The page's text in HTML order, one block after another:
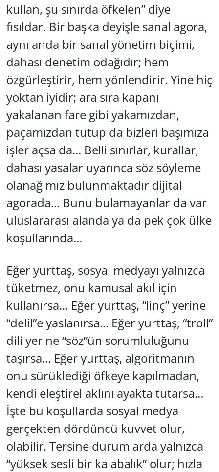
kullan, şu sınırda öfkelen” diye
fısıldar. Bir başka deyişle sanal agora,
aynı anda bir sanal yönetim biçimi,
dahası denetim odağıdır; hem
özgürleştirir, hem yönlendirir. Yine hiç
yoktan iyidir; ara sıra kapanı
yakalanan fare gibi yakamızdan,
paçamızdan tutup da bizleri başımıza
işler açsa da... Belli sınırlar, kurallar,
dahası yasalar uyarınca söz söyleme
olanağımız bulunmaktadır dijital
agorada... Bunu bulamayanlar da var
uluslararası alanda ya da pek çok ülke
koşullarında...
Eğer yurttaş, sosyal medyayı yalnızca
tüketmez, onu kamusal akıl için
kullanırsa... Eğer yurttaş, “linç” yerine
“delil”e yaslanırsa... Eğer yurttaş, “troll”
dili yerine “söz”ün sorumluluğunu
taşırsa... Eğer yurttaş, algoritmanın
onu sürüklediği öfkeye kapılmadan,
kendi eleştirel aklını ayakta tutarsa…
İşte bu koşullarda sosyal medya
gerçekten dördüncü kuvvet olur,
olabilir. Tersine durumlarda yalnızca
“yüksek sesli bir kalabalık” olur; hızla